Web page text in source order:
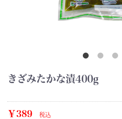
きざみたかな漬400g
￥389 税込